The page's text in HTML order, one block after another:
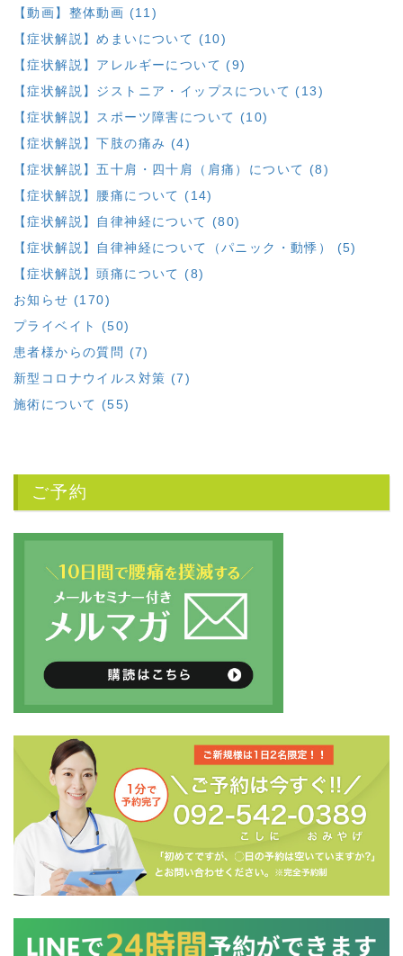
【動画】整体動画 (11)
【症状解説】めまいについて (10)
【症状解説】アレルギーについて (9)
【症状解説】ジストニア・イップスについて (13)
【症状解説】スポーツ障害について (10)
【症状解説】下肢の痛み (4)
【症状解説】五十肩・四十肩（肩痛）について (8)
【症状解説】腰痛について (14)
【症状解説】自律神経について (80)
【症状解説】自律神経について（パニック・動悸） (5)
【症状解説】頭痛について (8)
お知らせ (170)
プライベイト (50)
患者様からの質問 (7)
新型コロナウイルス対策 (7)
施術について (55)
ご予約